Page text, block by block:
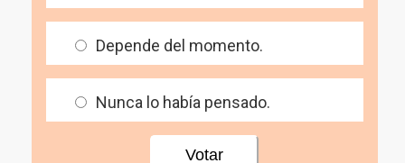
Depende del momento.
Nunca lo había pensado.